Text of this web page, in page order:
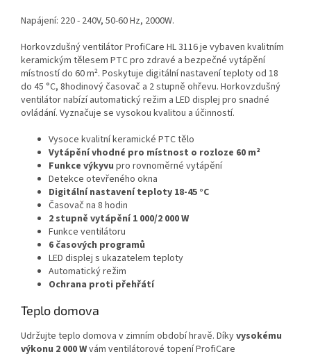
Napájení: 220 - 240V, 50-60 Hz, 2000W.
Horkovzdušný ventilátor ProfiCare HL 3116 je vybaven kvalitním
keramickým tělesem PTC pro zdravé a bezpečné vytápění
místností do 60 m². Poskytuje digitální nastavení teploty od 18
do 45 °C, 8hodinový časovač a 2 stupně ohřevu. Horkovzdušný
ventilátor nabízí automatický režim a LED displej pro snadné
ovládání. Vyznačuje se vysokou kvalitou a účinností.
Vysoce kvalitní keramické PTC tělo
Vytápění vhodné pro místnost o rozloze 60 m²
Funkce výkyvu pro rovnoměrné vytápění
Detekce otevřeného okna
Digitální nastavení teploty 18-45 °C
Časovač na 8 hodin
2 stupně vytápění 1 000/2 000 W
Funkce ventilátoru
6 časových programů
LED displej s ukazatelem teploty
Automatický režim
Ochrana proti přehřátí
Teplo domova
Udržujte teplo domova v zimním období hravě. Díkyvysokému
výkonu 2 000 Wvám ventilátorové topení ProfiCare